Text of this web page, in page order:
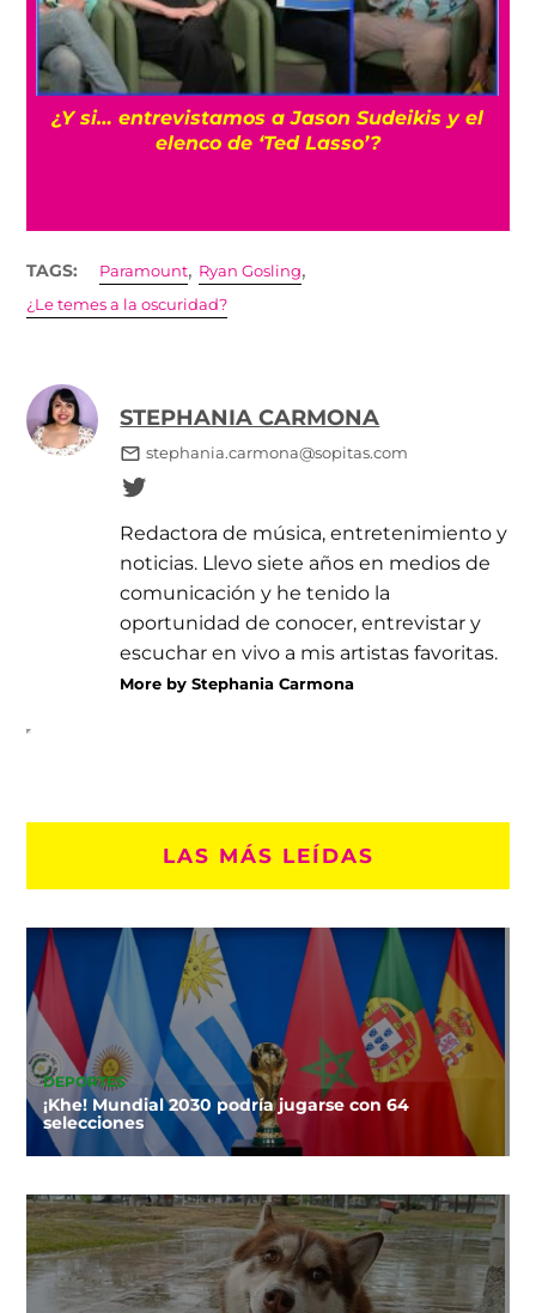
¿Y si… entrevistamos a Jason Sudeikis y el
elenco de ‘Ted Lasso’?
TAGS: Paramount, Ryan Gosling,
¿Le temes a la oscuridad?
STEPHANIA CARMONA
stephania.carmona@sopitas.com
Redactora de música, entretenimiento y
noticias. Llevo siete años en medios de
comunicación y he tenido la
oportunidad de conocer, entrevistar y
escuchar en vivo a mis artistas favoritas.
More by Stephania Carmona
LAS MÁS LEÍDAS
DEPORTES
¡Khe! Mundial 2030 podría jugarse con 64
selecciones